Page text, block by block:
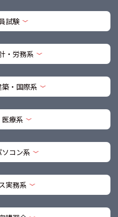
試験
・労務系
・国際系
療系
ソコン系
実務系